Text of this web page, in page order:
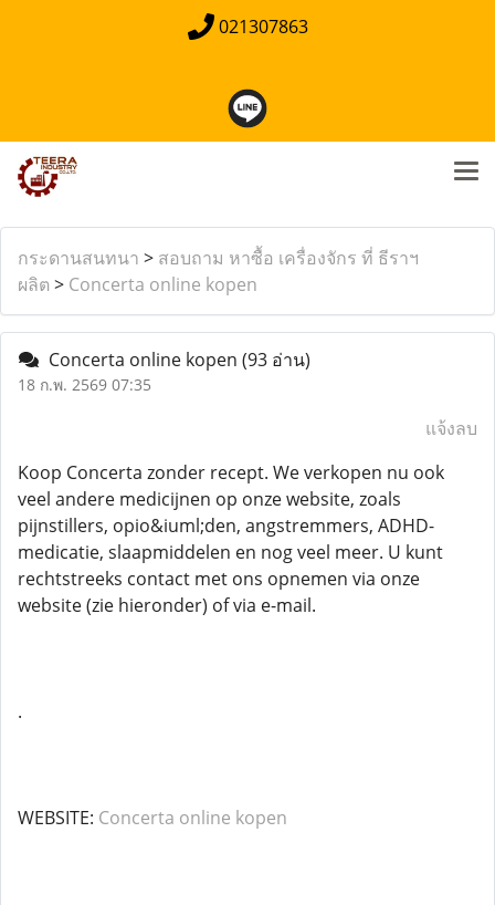
021307863
กระดานสนทนา > สอบถาม หาซื้อ เครื่องจักร ที่ ธีราฯ
ผลิต > Concerta online kopen
Concerta online kopen (93 อ่าน)
18 ก.พ. 2569 07:35
แจ้งลบ
Koop Concerta zonder recept. We verkopen nu ook
veel andere medicijnen op onze website, zoals
pijnstillers, opio&iuml;den, angstremmers, ADHD-
medicatie, slaapmiddelen en nog veel meer. U kunt
rechtstreeks contact met ons opnemen via onze
website (zie hieronder) of via e-mail.
.
WEBSITE: Concerta online kopen